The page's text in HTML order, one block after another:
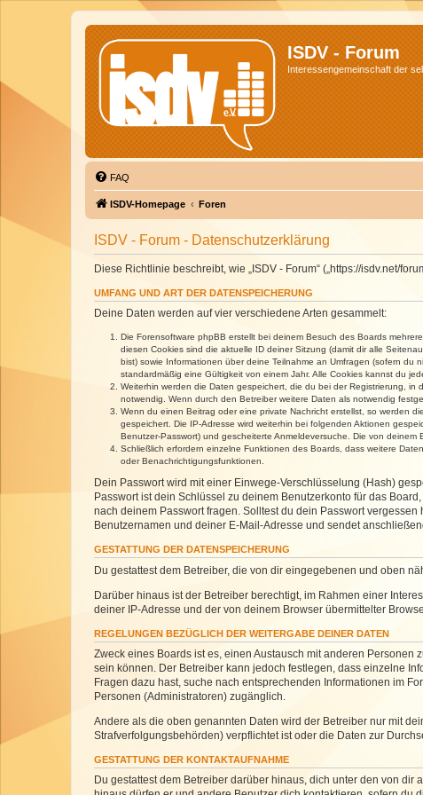
ISDV - Forum
Interessengemeinschaft der
FAQ
ISDV-Homepage Foren
ISDV - Forum - Datenschutzerklärung
Diese Richtlinie beschreibt, wie „ISDV - Forum“ („https://isdv.net/
UMFANG UND ART DER DATENSPEICHERUNG
Deine Daten werden auf vier verschiedene Arten gesammelt:
Die Forensoftware phpBB erstellt bei deinem Besuch des Boards
diesen Cookies sind die aktuelle ID deiner Sitzung (damit dir alle
bist) sowie Informationen über deine Teilnahme an Umfragen (sofern du
standardmäßig eine Gültigkeit von einem Jahr. Alle Cookies kannst du
Weiterhin werden die Daten gespeichert, die du bei der Registrierung,
notwendig. Wenn durch den Betreiber weitere Daten als notwendig
Wenn du einen Beitrag oder eine private Nachricht erstellst, so werden
gespeichert. Die IP-Adresse wird weiterhin bei folgenden Aktionen
Benutzer-Passwort) und gescheiterte Anmeldeversuche. Die von
Schließlich erfordern einzelne Funktionen des Boards, dass weitere
oder Benachrichtigungsfunktionen.
Dein Passwort wird mit einer Einwege-Verschlüsselung (Hash)
Passwort ist dein Schlüssel zu deinem Benutzerkonto für das
nach deinem Passwort fragen. Solltest du dein Passwort
Benutzernamen und deiner E-Mail-Adresse und sendet
GESTATTUNG DER DATENSPEICHERUNG
Du gestattest dem Betreiber, die von dir eingegebenen und oben
Darüber hinaus ist der Betreiber berechtigt, im Rahmen einer
deiner IP-Adresse und der von deinem Browser übermittelter
REGELUNGEN BEZÜGLICH DER WEITERGABE DEINER DATEN
Zweck eines Boards ist es, einen Austausch mit anderen
sein können. Der Betreiber kann jedoch festlegen, dass einzelne
Fragen dazu hast, suche nach entsprechenden Informationen im
Personen (Administratoren) zugänglich.
Andere als die oben genannten Daten wird der Betreiber nur mit
Strafverfolgungsbehörden) verpflichtet ist oder die Daten zur
GESTATTUNG DER KONTAKTAUFNAHME
Du gestattest dem Betreiber darüber hinaus, dich unter den von